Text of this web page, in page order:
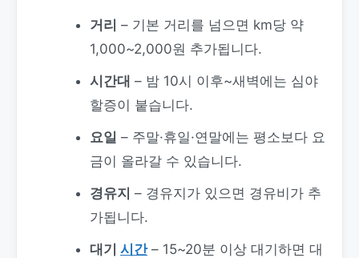
거리 – 기본 거리를 넘으면 km당 약
1,000~2,000원 추가됩니다.
시간대 – 밤 10시 이후~새벽에는 심야
할증이 붙습니다.
요일 – 주말·휴일·연말에는 평소보다 요
금이 올라갈 수 있습니다.
경유지 – 경유지가 있으면 경유비가 추
가됩니다.
대기 시간– 15~20분 이상 대기하면 대